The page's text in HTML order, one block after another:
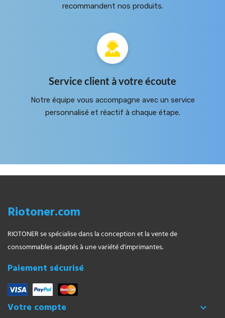
recommandent nos produits.
Service client à votre écoute
Notre équipe vous accompagne avec un service
personnalisé et réactif à chaque étape.
Riotoner.com
RIOTONER se spécialise dans la conception et la vente de
consommables adaptés à une variété d'imprimantes.
Paiement sécurisé
Votre compte 